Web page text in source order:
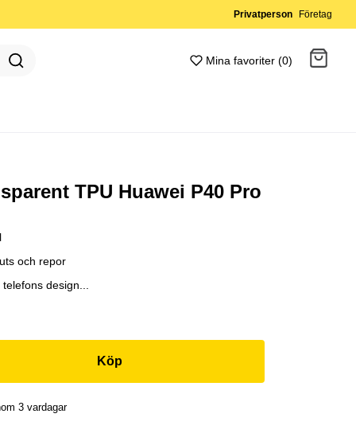
Privatperson Företag
Mina favoriter (0)
TPU Huawei P40 Pro
och repor
design...
Köp
3 vardagar